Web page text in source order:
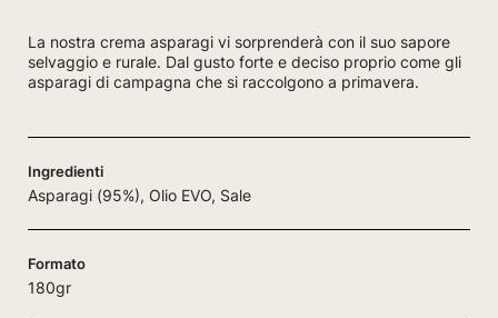
La nostra crema asparagi vi sorprenderà con il suo sapore
selvaggio e rurale. Dal gusto forte e deciso proprio come gli
asparagi di campagna che si raccolgono a primavera.
Ingredienti
Asparagi (95%), Olio EVO, Sale
Formato
180gr